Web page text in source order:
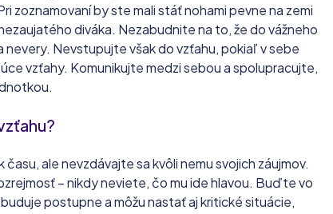
zoznamovaní by ste mali stáť nohami pevne na zemi
diváka. Nezabudnite na to, že do vážneho
nevery. Nevstupujte však do vzťahu, pokiaľ v sebe
vzťahy. Komunikujte medzi sebou a spolupracujte,
ale nevzdávajte sa kvôli nemu svojich záujmov.
– nikdy neviete, čo mu ide hlavou. Buďte vo
postupne a môžu nastať aj kritické situácie,